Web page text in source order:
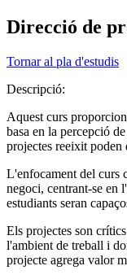
Direcció de
Tornar al pla d'estudis
Descripció:
Aquest curs
basa en la percepció
projectes reeixit poden
L'enfocament del curs
negoci, centrant-se en
estudiants seran
Els projectes son
l'ambient de treball i
projecte agrega valor